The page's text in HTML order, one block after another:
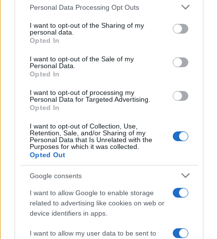
Please note that this website/app uses one or more Google
not limited to your visit or usage behaviour. You may click to
grant or deny consent to Google and its third-party tags to
use your data for below specified purposes in below Google
consent section.
Personal Data Processing Opt Outs
I want to opt-out of the Sharing of my
personal data.
Opted In
I want to opt-out of the Sale of my
Personal Data.
Opted In
I want to opt-out of processing my
Personal Data for Targeted Advertising.
Opted In
I want to opt-out of Collection, Use,
Retention, Sale, and/or Sharing of my
Personal Data that Is Unrelated with the
Purposes for which it was collected.
Opted Out
Google consents
I want to allow Google to enable storage
related to advertising like cookies on web or
device identifiers in apps.
I want to allow my user data to be sent to
ΔΙΕΘΝΗ
04/07/2026 - 17:23
Al Arabiya: Στις 11 Ιουλίου ο νέος γύρος
συνομιλιών ΗΠΑ και Ιράν - Διαφωνία για
τα παγωμένα ιρανικά κεφάλαια
Οι συνομιλίες μεταξύ των ΗΠΑ και του Ιράν
αναμένεται να επαναληφθούν στις 11
πολυήμερων τελετών κηδείας του ανώτατου
ηγέτη του Ιράν, Αλί Χαμενεΐ, σύμφωνα με
δημοσίευμα του σαουδαραβικών
συμφερόντων μέσου Al Arabiya.